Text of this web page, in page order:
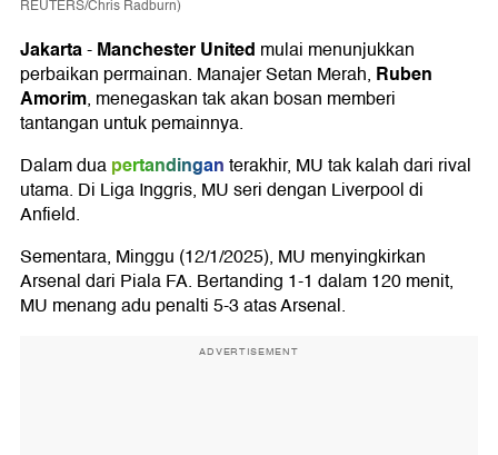
REUTERS/Chris Radburn)
Jakarta-Manchester United mulai menunjukkan
perbaikan permainan. Manajer Setan Merah, Ruben
Amorim, menegaskan tak akan bosan memberi
tantangan untuk pemainnya.
Dalam duapertandinganterakhir, MU tak kalah dari rival
utama. Di Liga Inggris, MU seri dengan Liverpool di
Anfield.
Sementara, Minggu (12/1/2025), MU menyingkirkan
Arsenal dari Piala FA. Bertanding 1-1 dalam 120 menit,
MU menang adu penalti 5-3 atas Arsenal.
ADVERTISEMENT